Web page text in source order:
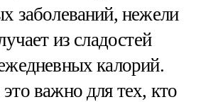
заболеваний, нежели
из сладостей
калорий.
важно для тех, кто